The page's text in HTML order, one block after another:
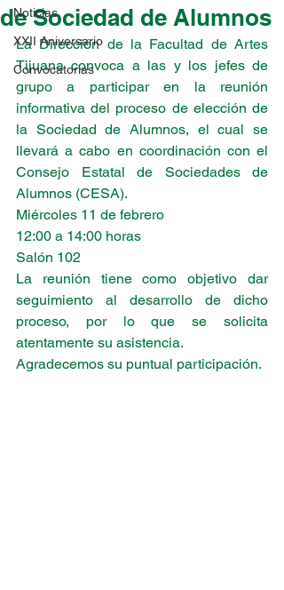
Noticias
XXII Aniversario
Convocatorias
de Sociedad de Alumnos
La Dirección de la Facultad de Artes
Tijuana convoca a las y los jefes de
grupo a participar en la reunión
informativa del proceso de elección de
la Sociedad de Alumnos, el cual se
llevará a cabo en coordinación con el
Consejo Estatal de Sociedades de
Alumnos (CESA).
Miércoles 11 de febrero
12:00 a 14:00 horas
Salón 102
La reunión tiene como objetivo dar
seguimiento al desarrollo de dicho
proceso, por lo que se solicita
atentamente su asistencia.
Agradecemos su puntual participación.